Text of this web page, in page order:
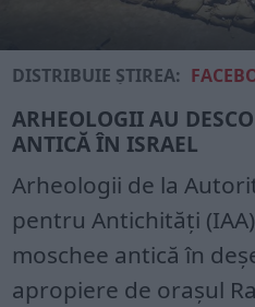
DISTRIBUIE ȘTIREA:
ARHEOLOGII AU
ANTICĂ ÎN ISRAEL
Arheologii de la
pentru Antichități
moschee antică în
apropiere de orașul